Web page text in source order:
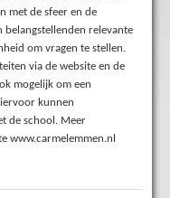
met de sfeer en de
relevante
om vragen te stellen.
via de website en de
mogelijk om een
kunnen
de school. Meer
www.carmelemmen.nl